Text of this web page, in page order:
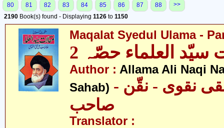
80
81 82 83 84 85 86 87 88
>>
2190 Book(s) found - Displaying 1126 to 1150
Maqalat Syedul Ulama -
سیّد العلماء حصّہ 2
Author : Allama Ali Naqi
Sahab) - علامہ علی نقی نقوی - نقّن
صاحب
Translator :